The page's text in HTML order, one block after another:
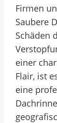
Firmen
Saubere
Schäden
einer
Flair, ist
eine